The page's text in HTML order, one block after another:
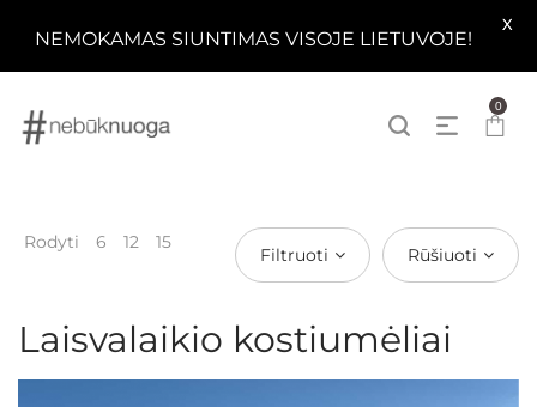
0
Rodyti 6 12 15
Filtruoti Rūšiuoti
Laisvalaikio kostiumėliai
NEMOKAMAS SIUNTIMAS VISOJE LIETUVOJE!
X